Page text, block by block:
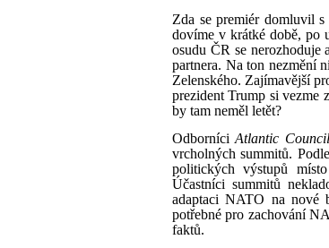
Zda se premiér domluvil
dovíme v krátké době, po
osudu ČR se nerozhoduje
partnera. Na ton nezmění
Zelenského. Zajímavější
prezident Trump si vezme
by tam neměl letět?
OdborníciAtlantic Council
vrcholných summitů.
politických výstupů
Účastníci summitů
adaptaci NATO na nové
potřebné pro zachování
faktů.